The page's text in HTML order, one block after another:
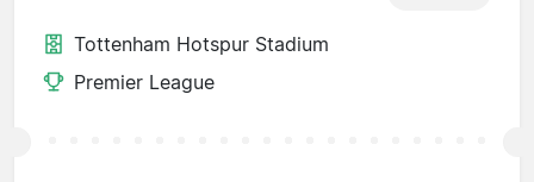
Tottenham Hotspur Stadium
Premier League